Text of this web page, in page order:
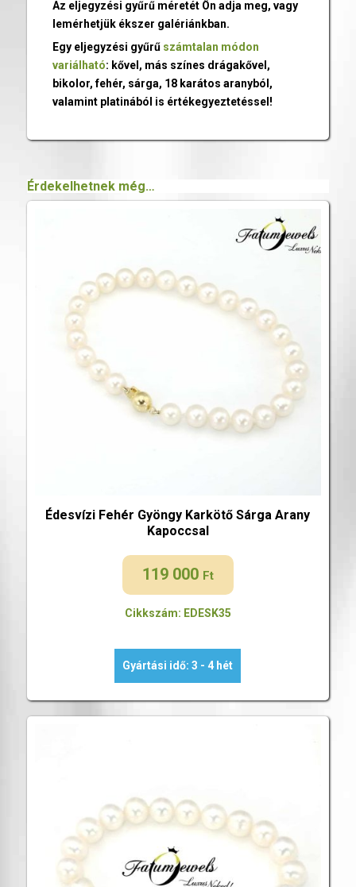
Az eljegyzési gyűrű méretét Ön adja meg, vagy
lemérhetjük ékszer galériánkban.
Egy eljegyzési gyűrű számtalan módon
variálható: kővel, más színes drágakővel,
bikolor, fehér, sárga, 18 karátos aranyból,
valamint platinából is értékegyeztetéssel!
Érdekelhetnek még…
Édesvízi Fehér Gyöngy Karkötő Sárga Arany
Kapoccsal
119 000 Ft
Cikkszám: EDESK35
Gyártási idő: 3 - 4 hét